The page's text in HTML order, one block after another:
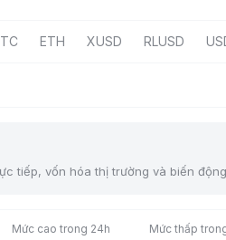
ETH XUSD RLUSD
tiếp, vốn hóa thị trường và biến
Mức cao trong 24h Mức thấp